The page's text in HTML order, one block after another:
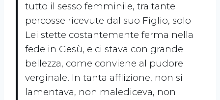
tutto il sesso femminile, tra tante
percosse ricevute dal suo Figlio, solo
Lei stette costantemente ferma nella
fede in Gesù, e ci stava con grande
bellezza, come conviene al pudore
verginale. In tanta afflizione, non si
lamentava, non malediceva, non